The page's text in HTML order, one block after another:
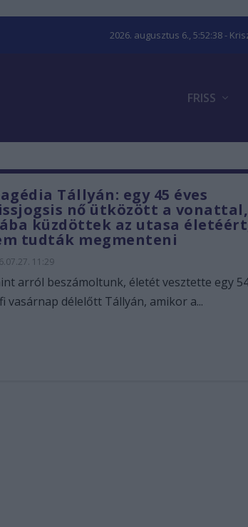
2026. augusztus 6., 5:52:39-
FRISS
Tállyán: egy 45 éves
nő ütközött a vonattal,
küzdöttek az utasa
tudták megmenteni
11:29
arról beszámoltunk, életét vesztette egy
vasárnap délelőtt Tállyán, amikor a...